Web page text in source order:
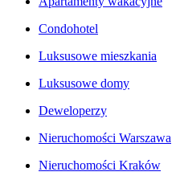
Condohotel
Luksusowe mieszkania
Luksusowe domy
Deweloperzy
Nieruchomości Warszawa
Nieruchomości Kraków